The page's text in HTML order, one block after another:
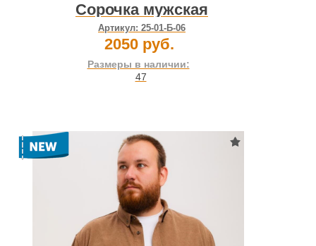
Сорочка мужская
Артикул: 25-01-Б-06
2050 руб.
Размеры в наличии:
47